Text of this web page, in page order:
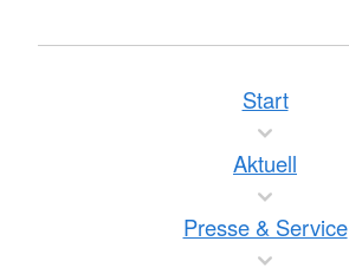
Start
Aktuell
Presse & Service